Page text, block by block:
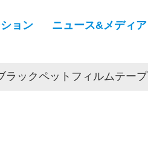
ョン ニュース&メディア
ラックペットフィルムテープ